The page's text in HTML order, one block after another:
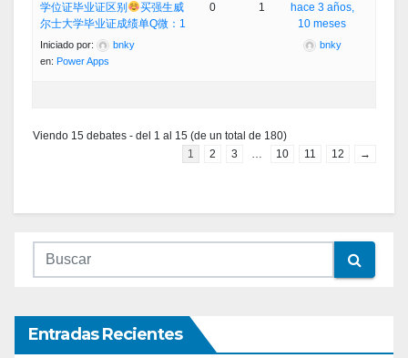
学位证毕业证区别
买强生威
尔士大学毕业证成绩单Q微：1
Iniciado por:
bnky
en: Power Apps
0 1
hace 3 años,
10 meses
bnky
Viendo 15 debates - del 1 al 15 (de un total de 180)
1
2 3 … 10 11 12 →
Entradas Recientes